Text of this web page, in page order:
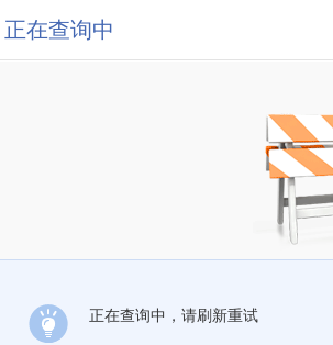
正在查询中
正在查询中，请刷新重试